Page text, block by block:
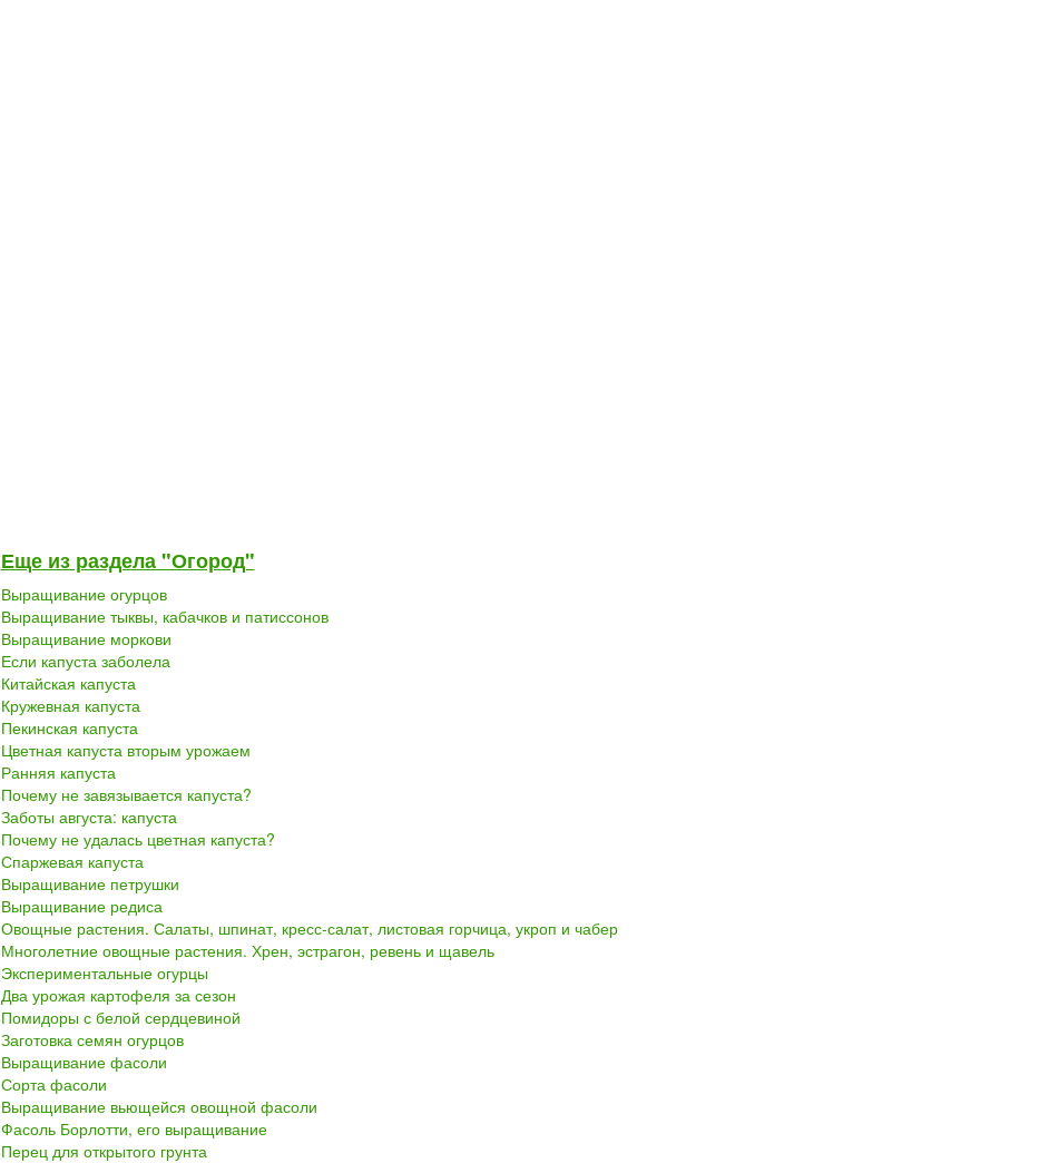
Еще из раздела "Огород"
Выращивание огурцов
Выращивание тыквы, кабачков и патиссонов
Выращивание моркови
Если капуста заболела
Китайская капуста
Кружевная капуста
Пекинская капуста
Цветная капуста вторым урожаем
Ранняя капуста
Почему не завязывается капуста?
Заботы августа: капуста
Почему не удалась цветная капуста?
Спаржевая капуста
Выращивание петрушки
Выращивание редиса
Овощные растения. Салаты, шпинат, кресс-салат, листовая горчица, укроп и чабер
Многолетние овощные растения. Хрен, эстрагон, ревень и щавель
Экспериментальные огурцы
Два урожая картофеля за сезон
Помидоры с белой сердцевиной
Заготовка семян огурцов
Выращивание фасоли
Сорта фасоли
Выращивание вьющейся овощной фасоли
Фасоль Борлотти, его выращивание
Перец для открытого грунта